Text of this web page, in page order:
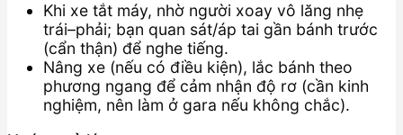
Khi xe tắt máy, nhờ người xoay vô lăng nhẹ
trái–phải; bạn quan sát/áp tai gần bánh trước
(cẩn thận) để nghe tiếng.
Nâng xe (nếu có điều kiện), lắc bánh theo
phương ngang để cảm nhận độ rơ (cần kinh
nghiệm, nên làm ở gara nếu không chắc).